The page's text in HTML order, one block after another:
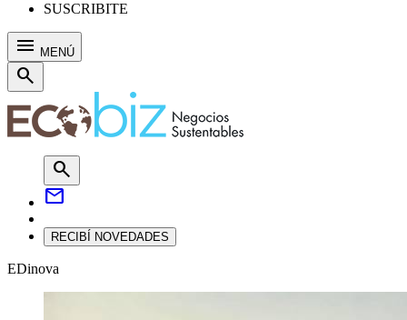
SUSCRIBITE
menu MENÚ
search
search
mail
RECIBÍ NOVEDADES
EDinova